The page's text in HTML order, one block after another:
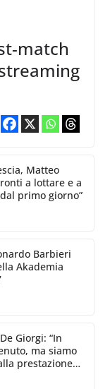
match
Matteo
a lottare e a
primo giorno”
Barbieri
Akademia
Giorgi: “In
ma siamo
prestazione
volta”